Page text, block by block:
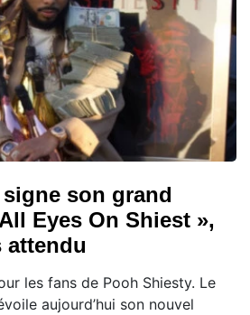
son grand
Eyes On Shiest »,
attendu
les fans de Pooh Shiesty. Le
aujourd’hui son nouvel